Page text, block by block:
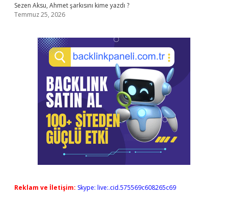
Sezen Aksu, Ahmet şarkısını kime yazdı ?
Temmuz 25, 2026
Reklam ve İletişim: Skype: live:.cid.575569c608265c69